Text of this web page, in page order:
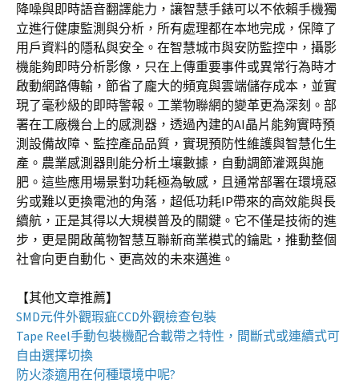
降噪與即時語音翻譯能力，讓智慧手錶可以不依賴手機獨
立進行健康監測與分析，所有處理都在本地完成，保障了
用戶資料的隱私與安全。在智慧城市與安防監控中，攝影
機能夠即時分析影像，只在上傳重要事件或異常行為時才
啟動網路傳輸，節省了龐大的頻寬與雲端儲存成本，並實
現了毫秒級的即時警報。工業物聯網的變革更為深刻。部
署在工廠機台上的感測器，透過內建的AI晶片能夠實時預
測設備故障、監控產品品質，實現預防性維護與智慧化生
產。農業感測器則能分析土壤數據，自動調節灌溉與施
肥。這些應用場景對功耗極為敏感，且通常部署在環境惡
劣或難以更換電池的角落，超低功耗IP帶來的高效能與長
續航，正是其得以大規模普及的關鍵。它不僅是技術的進
步，更是開啟萬物智慧互聯新商業模式的鑰匙，推動整個
社會向更自動化、更高效的未來邁進。
【其他文章推薦】
SMD元件外觀瑕疵CCD外觀檢查包裝
Tape Reel手動包裝機配合載帶之特性，間斷式或連續式可
自由選擇切換
防火漆適用在何種環境中呢?